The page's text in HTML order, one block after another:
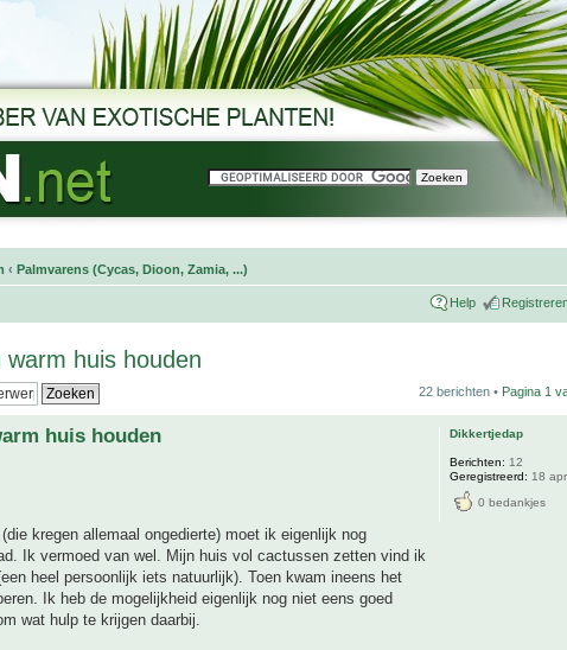
‹ Palmvarens (Cycas, Dioon, Zamia, ...)
Help
huis houden
22 berichten • Pagina 1
huis houden
kregen allemaal ongedierte) moet ik eigenlijk nog
Ik vermoed van wel. Mijn huis vol cactussen zetten vind ik
heel persoonlijk iets natuurlijk). Toen kwam ineens het
Ik heb de mogelijkheid eigenlijk nog niet eens goed
wat hulp te krijgen daarbij.
Dikkertjedap
Berichten: 12
Geregistreerd: 18
0 bedankjes